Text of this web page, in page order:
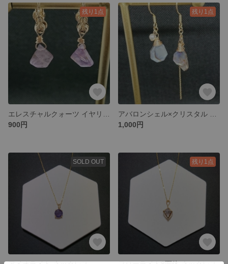
残り1点
900円
残り1点
1,000円
SOLD OUT 残り1点